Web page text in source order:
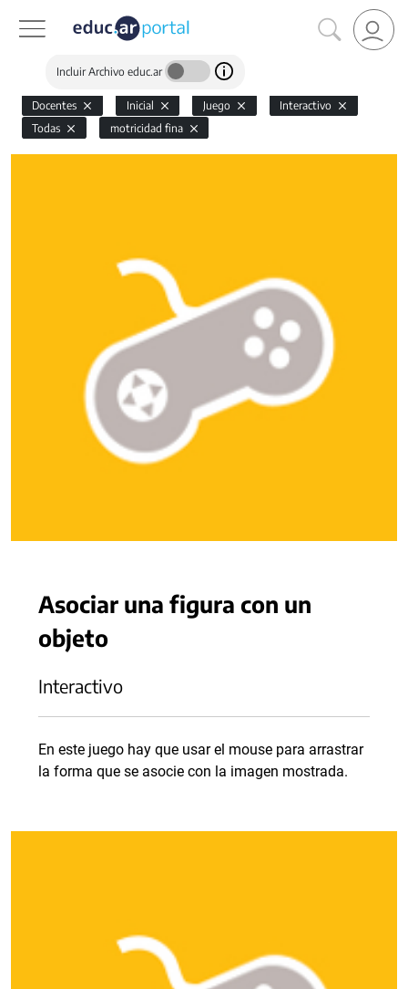
Incluir Archivo educ.ar
Docentes Inicial Juego
Interactivo
Todas
motricidad fina
Asociar una figura con un
objeto
Interactivo
En este juego hay que usar el mouse para arrastrar
la forma que se asocie con la imagen mostrada.